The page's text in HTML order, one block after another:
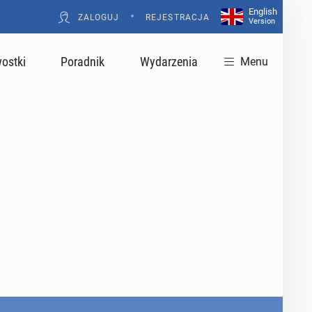
ZALOGUJ • REJESTRACJA
English
Version
Poradnik Wydarzenia Menu